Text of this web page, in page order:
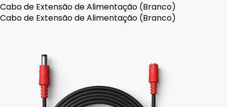
Cabo de Extensão de Alimentação (Branco)
Cabo de Extensão de Alimentação (Branco)